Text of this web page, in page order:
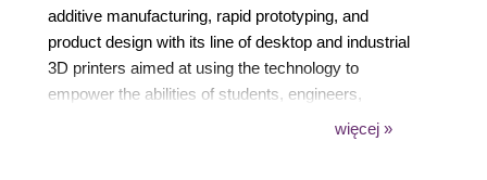
additive manufacturing, rapid prototyping, and
product design with its line of desktop and industrial
3D printers aimed at using the technology to
empower the abilities of students, engineers,
designers, and industries. Vijay actively contributes
więcej »